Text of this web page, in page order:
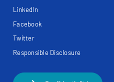
LinkedIn
Facebook
Twitter
Responsible Disclosure